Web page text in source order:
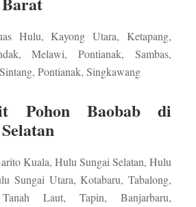
Hulu, Kayong Utara, Ketapang,
Melawi, Pontianak, Sambas,
Pontianak, Singkawang
Pohon Baobab di
Kuala, Hulu Sungai Selatan, Hulu
Sungai Utara, Kotabaru, Tabalong,
Laut, Tapin, Banjarbaru,